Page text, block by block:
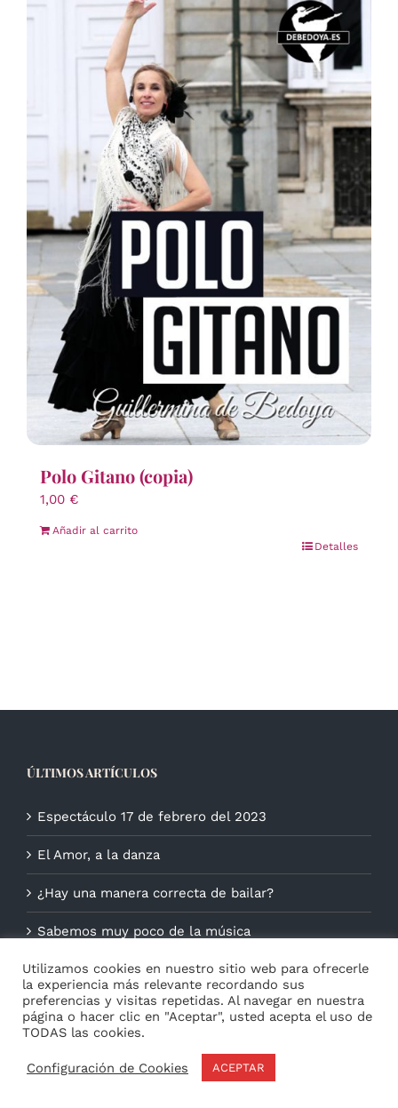
Polo Gitano (copia)
1,00 €
Añadir al carrito
Detalles
ÚLTIMOS ARTÍCULOS
Espectáculo 17 de febrero del 2023
El Amor, a la danza
¿Hay una manera correcta de bailar?
Sabemos muy poco de la música
Utilizamos cookies en nuestro sitio web para ofrecerle
la experiencia más relevante recordando sus
preferencias y visitas repetidas. Al navegar en nuestra
página o hacer clic en "Aceptar", usted acepta el uso de
TODAS las cookies.
Configuración de Cookies ACEPTAR